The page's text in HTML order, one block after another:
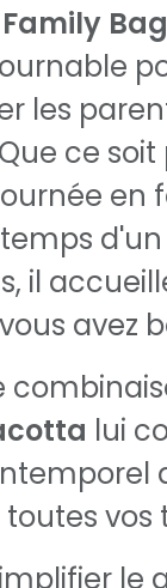
Family
les
ce
en
il
avez
lui
vos
le